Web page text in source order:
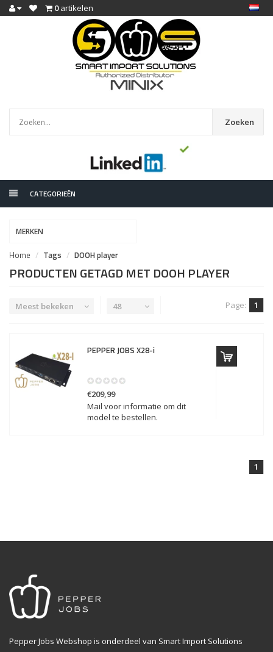
0artikelen
Zoeken
CATEGORIEËN
MERKEN
Home Tags DOOH player
PRODUCTEN GETAGD MET DOOH PLAYER
Meest bekeken 48 Page: 1
PEPPER JOBS X28-i
€209,99
Mail voor informatie om dit
model te bestellen.
1
Pepper Jobs Webshop is onderdeel van Smart Import Solutions